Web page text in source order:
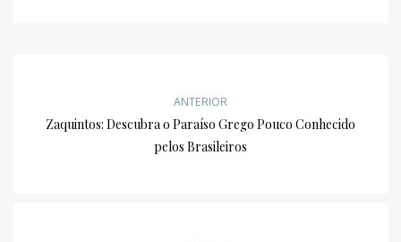
ANTERIOR
Zaquintos: Descubra o Paraíso Grego Pouco Conhecido
pelos Brasileiros